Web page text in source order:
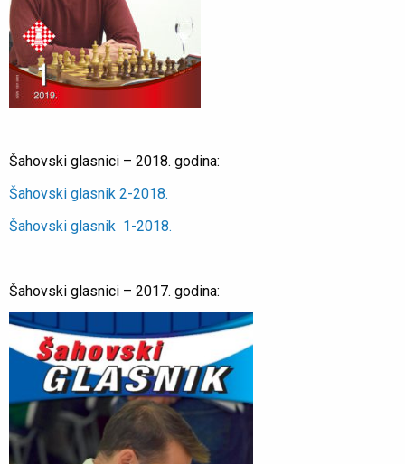
Šahovski glasnici – 2018. godina:
Šahovski glasnik 2-2018.
Šahovski glasnik 1-2018.
Šahovski glasnici – 2017. godina: